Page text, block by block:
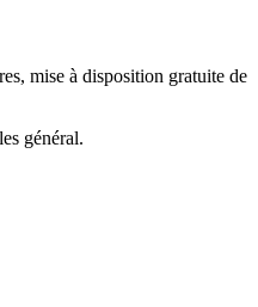
mise à disposition gratuite de
général.